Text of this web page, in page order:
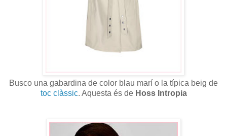
Busco una gabardina de color blau marí o la típica beig de
toc clàssic. Aquesta és de Hoss Intropia